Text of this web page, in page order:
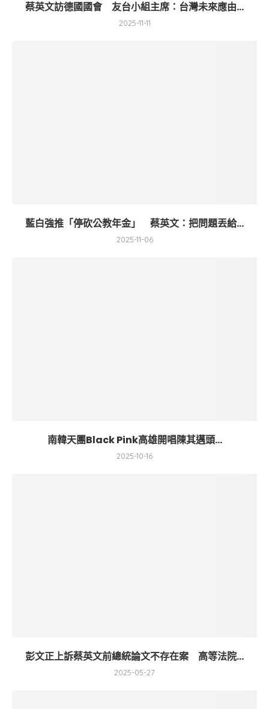
蔡英文訪德國國會 友台小組主席：台灣未來應由...
2025-11-11
藍白強推「停砍公教年金」 蔡英文：把問題丟給...
2025-11-06
南韓天團Black Pink高雄開唱陳其邁頭...
2025-10-16
彭文正上訴蔡英文前總統論文不存在案 高等法院...
2025-05-27